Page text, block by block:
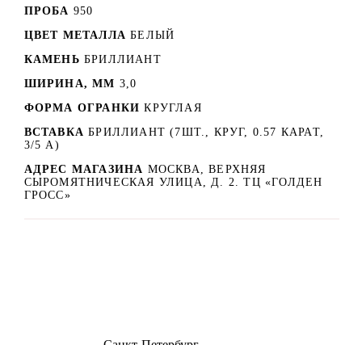
ПРОБА 950
ЦВЕТ МЕТАЛЛА БЕЛЫЙ
КАМЕНЬ БРИЛЛИАНТ
ШИРИНА, ММ 3,0
ФОРМА ОГРАНКИ КРУГЛАЯ
ВСТАВКА БРИЛЛИАНТ (7ШТ., КРУГ, 0.57 КАРАТ,
3/5 А)
АДРЕС МАГАЗИНА МОСКВА, ВЕРХНЯЯ
СЫРОМЯТНИЧЕСКАЯ УЛИЦА, Д. 2. ТЦ «ГОЛДЕН
ГРОСС»